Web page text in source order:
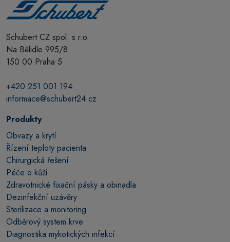
Schubert CZ spol. s r.o.
Na Bělidle 995/8
150 00 Praha 5
+420 251 001 194
informace@schubert24.cz
Produkty
Obvazy a krytí
Řízení teploty pacienta
Chirurgická řešení
Péče o kůži
Zdravotnické fixační pásky a obinadla
Dezinfekční uzávěry
Sterilizace a monitoring
Odběrový system krve
Diagnostika mykotických infekcí